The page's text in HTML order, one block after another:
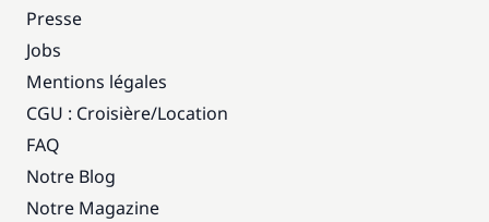
Presse
Jobs
Mentions légales
CGU : Croisière/Location
FAQ
Notre Blog
Notre Magazine